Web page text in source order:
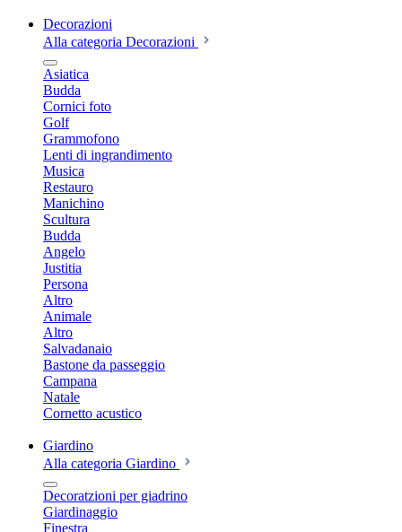
Decorazioni
Alla categoria Decorazioni
Asiatica
Budda
Cornici foto
Golf
Grammofono
Lenti di ingrandimento
Musica
Restauro
Manichino
Scultura
Budda
Angelo
Justitia
Persona
Altro
Animale
Altro
Salvadanaio
Bastone da passeggio
Campana
Natale
Cornetto acustico
Giardino
Alla categoria Giardino
Decoratzioni per giadrino
Giardinaggio
Finestra